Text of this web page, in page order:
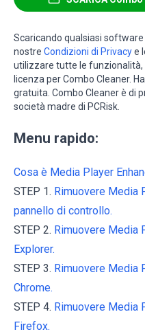
Scaricando qualsiasi
nostre Condizioni di Privacye
utilizzare tutte le funzionalità,
licenza per Combo Cleaner.
gratuita. Combo Cleaner è di
società madre di PCRisk.
Menu rapido:
Cosa è Media Player
STEP 1. Rimuovere Media
pannello di controllo.
STEP 2. Rimuovere Media
Explorer.
STEP 3. Rimuovere Media
Chrome.
STEP 4. Rimuovere Media
Firefox.